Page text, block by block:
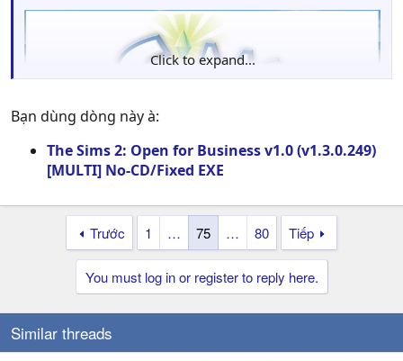
Click to expand...
Bạn dùng dòng này à:
The Sims 2: Open for Business v1.0 (v1.3.0.249)
[MULTI] No-CD/Fixed EXE
Trước 1 … 75 … 80 Tiếp
You must log in or register to reply here.
Similar threads